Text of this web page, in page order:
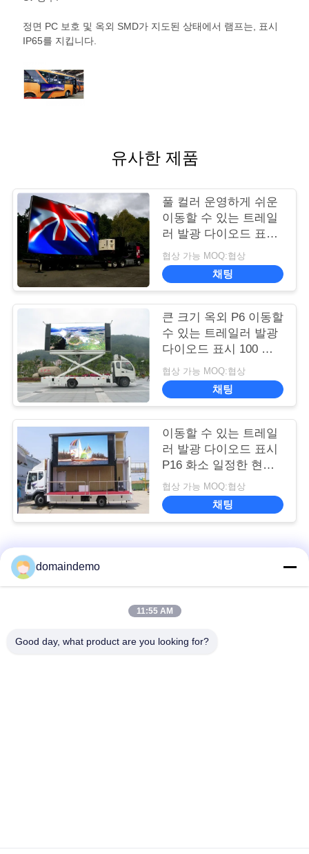
정면 PC 보호 및 옥외 SMD가 지도된 상태에서 램프는, 표시
IP65를 지킵니다.
유사한 제품
풀 컬러 운영하게 쉬운
이동할 수 있는 트레일
러 발광 다이오드 표시
게시판 SMD2727 LED
유형
협상 가능 MOQ:협상
채팅
큰 크기 옥외 P6 이동할
수 있는 트레일러 발광
다이오드 표시 100 수
준 광도 통제
협상 가능 MOQ:협상
채팅
이동할 수 있는 트레일
러 발광 다이오드 표시
P16 화소 일정한 현재
구동 장치형 광고
협상 가능 MOQ:협상
채팅
광고 LED 디스플레이
domaindemo
11:55 AM
Good day, what product are you looking for?